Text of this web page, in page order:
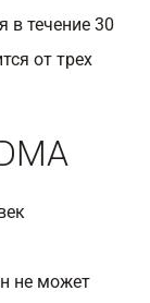
в течение 30
от трех
не может